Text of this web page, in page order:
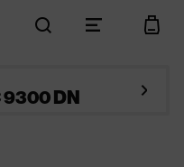
search menu cart
9300 DN arrow_right